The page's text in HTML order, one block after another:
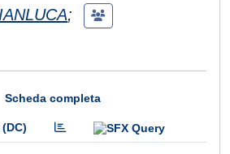
;
Scheda completa